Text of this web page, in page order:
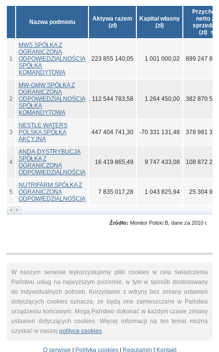
Nazwa podmiotu
Aktywa razem
(zł)
Kapitał własny
(zł)
netto ze
(zł)
1
MWS SPÓŁKA Z
OGRANICZONĄ
ODPOWIEDZIALNOŚCIĄ
SPÓŁKA
KOMANDYTOWA
223 855 140,05 1 001 000,02 899 247
2
MW-GMW SPÓŁKA Z
OGRANICZONĄ
ODPOWIEDZIALNOŚCIĄ
SPÓŁKA
KOMANDYTOWA
112 544 783,58 1 264 450,00 382 870
3
NESTLE WATERS
POLSKA SPÓŁKA
AKCYJNA
447 404 741,30 -70 331 131,48 378 981
4
ANDA-DYSTRYBUCJA
SPÓŁKA Z
OGRANICZONĄ
ODPOWIEDZIALNOŚCIĄ
16 419 865,49 9 747 433,08 108 872
5
NUTRIFARM SPÓŁKA Z
OGRANICZONĄ
ODPOWIEDZIALNOŚCIĄ
7 835 017,28 1 043 825,94 25 304
Źródło: Monitor Polski B, dane za 2010 r.
W naszym serwisie wykorzystujemy pliki cookies w celu świadczenia
Państwu usług na najwyższym poziomie, w tym w sposób dostosowany
do indywidualnych potrzeb. Korzystanie z witryny bez zmiany ustawień
dotyczących cookies oznacza, że będą one zamieszczane w Państwa
urządzeniu końcowym. Mogą Państwo dokonać w każdym czasie zmiany
ustawień dotyczących cookies. Więcej informacji na ten temat można
uzyskać w naszej polityce cookies.
O serwisie Polityka cookies Regulamin Kontakt